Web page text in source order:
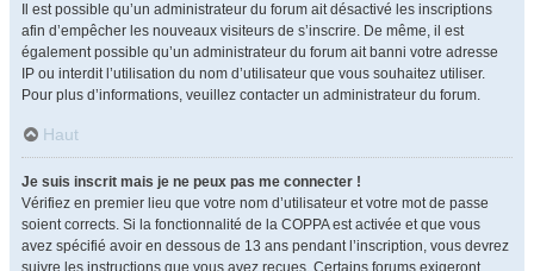
Il est possible qu’un administrateur du forum ait désactivé les inscriptions
afin d’empêcher les nouveaux visiteurs de s’inscrire. De même, il est
également possible qu’un administrateur du forum ait banni votre adresse
IP ou interdit l’utilisation du nom d’utilisateur que vous souhaitez utiliser.
Pour plus d’informations, veuillez contacter un administrateur du forum.
Haut
Je suis inscrit mais je ne peux pas me connecter !
Vérifiez en premier lieu que votre nom d’utilisateur et votre mot de passe
soient corrects. Si la fonctionnalité de la COPPA est activée et que vous
avez spécifié avoir en dessous de 13 ans pendant l’inscription, vous devrez
suivre les instructions que vous avez reçues. Certains forums exigeront